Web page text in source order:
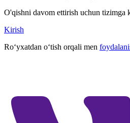
O'qishni davom ettirish uchun tizimga
Kirish
Roʻyxatdan oʻtish orqali men